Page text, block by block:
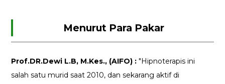
Menurut Para Pakar
Prof.DR.Dewi L.B, M.Kes., (AIFO) :"Hipnoterapis ini
salah satu murid saat 2010, dan sekarang aktif di